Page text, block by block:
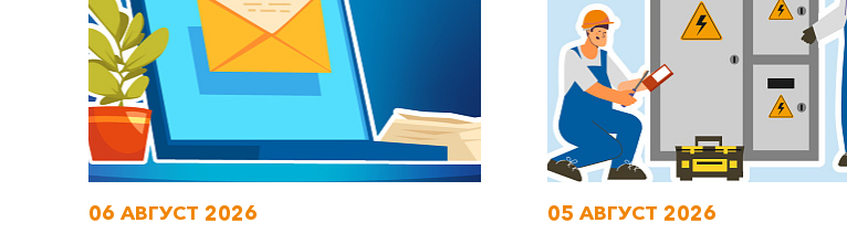
06 АВГУСТ 2026 05 АВГУСТ 2026